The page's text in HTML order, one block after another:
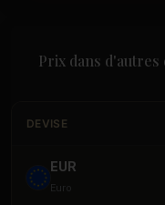
Prix dans d'autres
DEVISE
EUR
Euro